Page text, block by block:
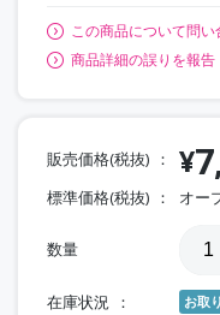
この商品について問い
商品詳細の誤りを報告
販売価格(税抜) ¥
標準価格(税抜) オー
数量
在庫状況 お取